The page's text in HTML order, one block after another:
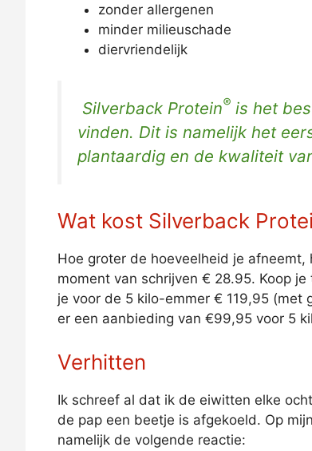
zonder allergenen
minder milieuschade
diervriendelijk
Silverback Protein® is het
vinden. Dit is namelijk het
plantaardig en de kwaliteit
Wat kost Silverback
Hoe groter de hoeveelheid je
moment van schrijven € 28.95. Koop
je voor de 5 kilo-emmer € 119,95 (met
er een aanbieding van €99,95 voor 5
Verhitten
Ik schreef al dat ik de eiwitten elke
de pap een beetje is afgekoeld. Op
namelijk de volgende reactie: